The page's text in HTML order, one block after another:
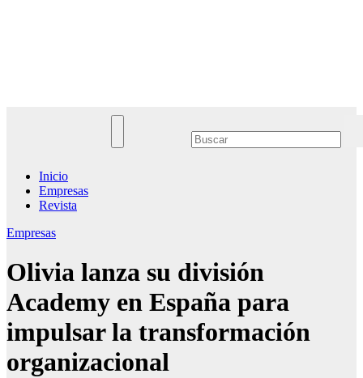
Inicio
Empresas
Revista
Empresas
Olivia lanza su división
Academy en España para
impulsar la transformación
organizacional